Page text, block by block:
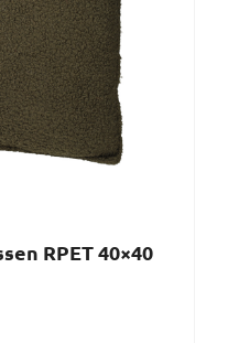
RPET 40×40